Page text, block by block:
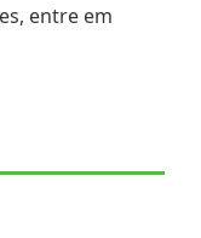
entre em